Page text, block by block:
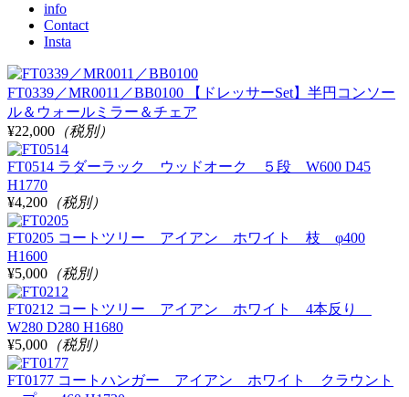
info
Contact
Insta
FT0339／MR0011／BB0100 【ドレッサーSet】半円コンソー
ル＆ウォールミラー＆チェア
¥22,000 （税別）
FT0514 ラダーラック ウッドオーク ５段 W600 D45
H1770
¥4,200 （税別）
FT0205 コートツリー アイアン ホワイト 枝 φ400
H1600
¥5,000 （税別）
FT0212 コートツリー アイアン ホワイト 4本反り
W280 D280 H1680
¥5,000 （税別）
FT0177 コートハンガー アイアン ホワイト クラウント